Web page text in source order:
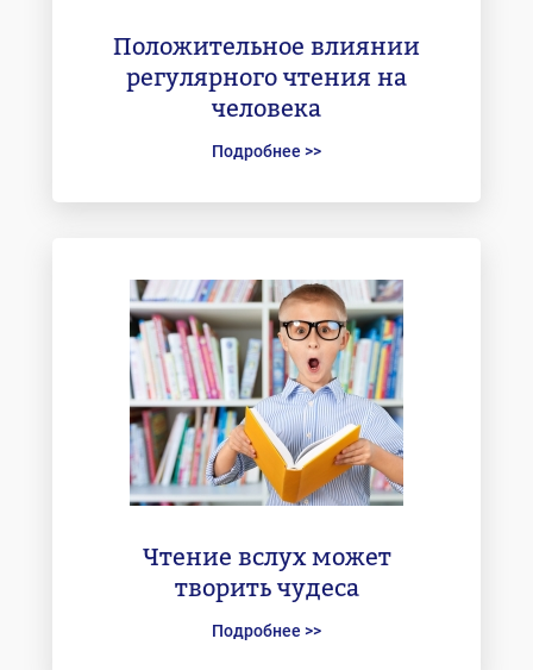
Положительное влиянии
регулярного чтения на
человека
Подробнее >>
Чтение вслух может
творить чудеса
Подробнее >>